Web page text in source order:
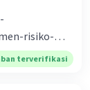
risiko-
si-
terverifikasi